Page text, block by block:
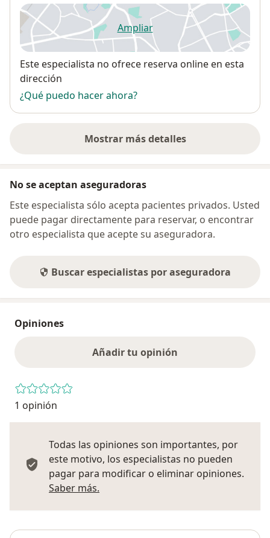
Ampliarse abre en una nueva
Disponibilidad
Este especialista no ofrece reserva online en esta
dirección
¿Qué puedo hacer ahora?
Mostrar más detalles
sobre la dirección
No se aceptan aseguradoras
Este especialista sólo acepta pacientes privados. Usted
puede pagar directamente para reservar, o encontrar
otro especialista que acepte su aseguradora.
Buscar especialistas por aseguradora
Opiniones
Añadir tu opinión
1 opinión
Todas las opiniones son importantes, por
este motivo, los especialistas no pueden
pagar para modificar o eliminar opiniones.
Saber más.